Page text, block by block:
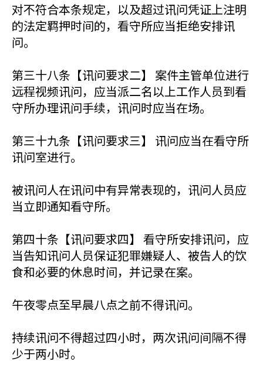
对不符合本条规定，以及超过讯问凭证上注明
的法定羁押时间的，看守所应当拒绝安排讯
问。
第三十八条【讯问要求二】 案件主管单位进行
远程视频讯问，应当派二名以上工作人员到看
守所办理讯问手续，讯问时应当在场。
第三十九条【讯问要求三】 讯问应当在看守所
讯问室进行。
被讯问人在讯问中有异常表现的，讯问人员应
当立即通知看守所。
第四十条【讯问要求四】 看守所安排讯问，应
当告知讯问人员保证犯罪嫌疑人、被告人的饮
食和必要的休息时间，并记录在案。
午夜零点至早晨八点之前不得讯问。
持续讯问不得超过四小时，两次讯问间隔不得
少于两小时。